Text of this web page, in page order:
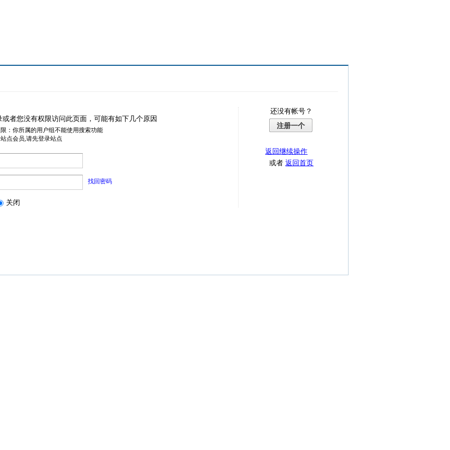
或者您没有权限访问此页面，可能有如下几个原因
：你所属的用户组不能使用搜索功能
点会员,请先登录站点
找回密码
关闭
还没有帐号？
注册一个
返回继续操作
或者返回首页